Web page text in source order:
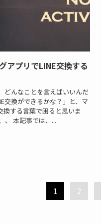
アプリでLINE交換する
どんなことを言えばいいんだ
交換ができるかな？」と、マ
換する言葉で困ると思いま
、 本記事では、...
1 2